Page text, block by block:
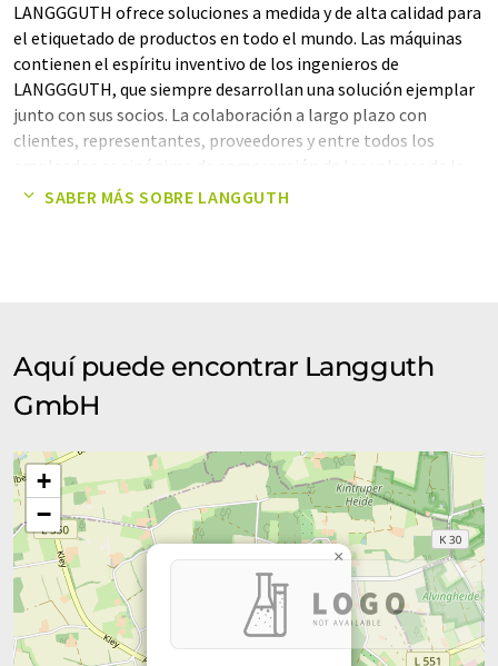
LANGGGUTH ofrece soluciones a medida y de alta calidad para
el etiquetado de productos en todo el mundo. Las máquinas
contienen el espíritu inventivo de los ingenieros de
LANGGGUTH, que siempre desarrollan una solución ejemplar
junto con sus socios. La colaboración a largo plazo con
clientes, representantes, proveedores y entre todos los
empresa familiar LANGGGUTH con sus más de 80 años de
SABER MÁS SOBRE LANGGUTH
Aquí puede encontrar Langguth
GmbH
×
+
−